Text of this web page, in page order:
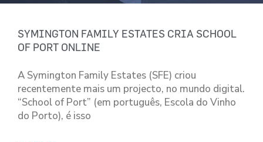
SYMINGTON FAMILY ESTATES CRIA SCHOOL
OF PORT ONLINE
A Symington Family Estates (SFE) criou
recentemente mais um projecto, no mundo digital.
“School of Port” (em português, Escola do Vinho
do Porto), é isso